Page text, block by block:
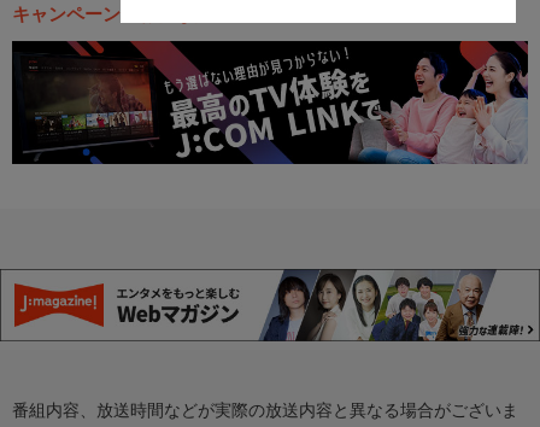
キャンペーン・お得な情報
番組内容、放送時間などが実際の放送内容と異なる場合がございま